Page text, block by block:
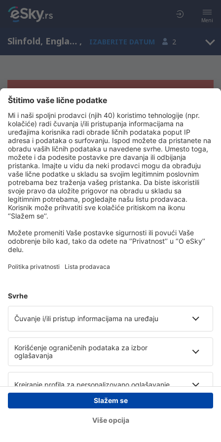
Meni
Slinfold, England, Ujedinjeno Kraljevstvo , IZABERITE DATUM 2
Žao nam je, ne možemo da prikažemo
rezultate
Pokušajte još jednom kad izaberete druge kriterijume
Copyright © eSky.rs. Sva prava zadržana.